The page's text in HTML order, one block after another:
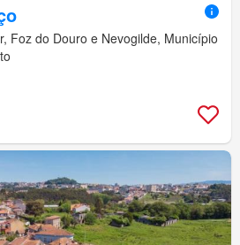
Foz do Douro e Nevogilde, Município